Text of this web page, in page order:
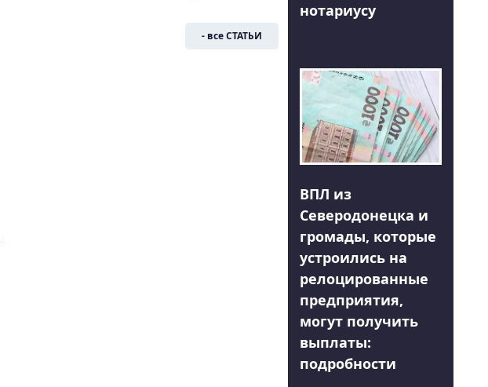
- все СТАТЬИ
нотариусу
ВПЛ из
Северодонецка и
громады, которые
устроились на
релоцированные
предприятия,
могут получить
выплаты:
подробности